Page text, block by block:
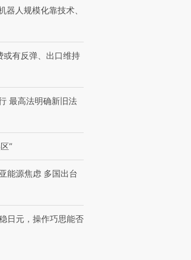
器人规模化靠技术、
或有反弹、出口维持
最高法明确新旧法
”
能源焦虑 多国出台
日元，操作巧思能否